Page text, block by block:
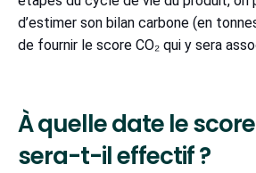
d’estimer son bilan carbone (en
de fournir le score CO₂ qui y sera
À quelle date le
sera-t-il effectif ?